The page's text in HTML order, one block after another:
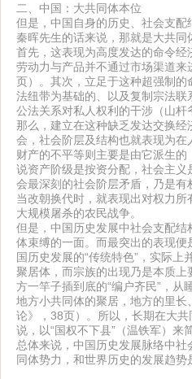
二、中国：大共同体本位
但是，中国自身的历史、社会支
秦晖先生的话来说，那就是大共同
首先，这表现为高度发达的命令
劳动力与产品并不通过市场渠道
页）。其次，立足于这种超强制
法纽带为基础的、以及复制宗法
公法关系对私人权利的干涉（山
那么，建立在这种缺乏发达交换
会，社会阶层及结构也就表现为
财产的不平等则主要是由它派生
说资产阶级是按资分配，社会主
会最深刻的社会阶层矛盾，乃是
当改朝换代时，就表现出对权力
大规模屠杀的农民战争。
但是，中国历史发展中社会支配
体束缚的一面。而最突出的表现
国历史发展的“传统特色”，实际
聚居体，而宗族的出现乃是本质上
方一竿子插到底的“编户齐民”，
地方小共同体的聚居，地方的里
论》，38页）。所以，长期在大
说，以“国权不下县”（温铁军）
总体来说，中国历史发展脉络中
同体势力，和世界历史的发展趋势